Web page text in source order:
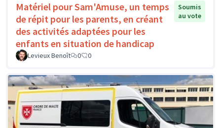
Matériel pour Sam'Amuse, un temps
de répit pour les parents, en créant
des activités adaptées pour les
enfants en situation de handicap
Soumis
au vote
Levieux Benoît 0 0